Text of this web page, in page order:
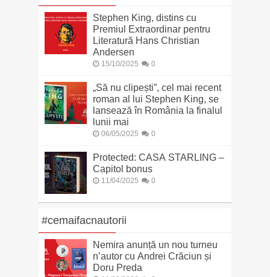
Stephen King, distins cu
Premiul Extraordinar pentru
Literatură Hans Christian
Andersen
15/10/2025 0
„Să nu clipești”, cel mai recent
roman al lui Stephen King, se
lansează în România la finalul
lunii mai
06/05/2025 0
Protected: CASA STARLING –
Capitol bonus
11/04/2025 0
#cemaifacnautorii
Nemira anunță un nou turneu
n’autor cu Andrei Crăciun și
Doru Preda